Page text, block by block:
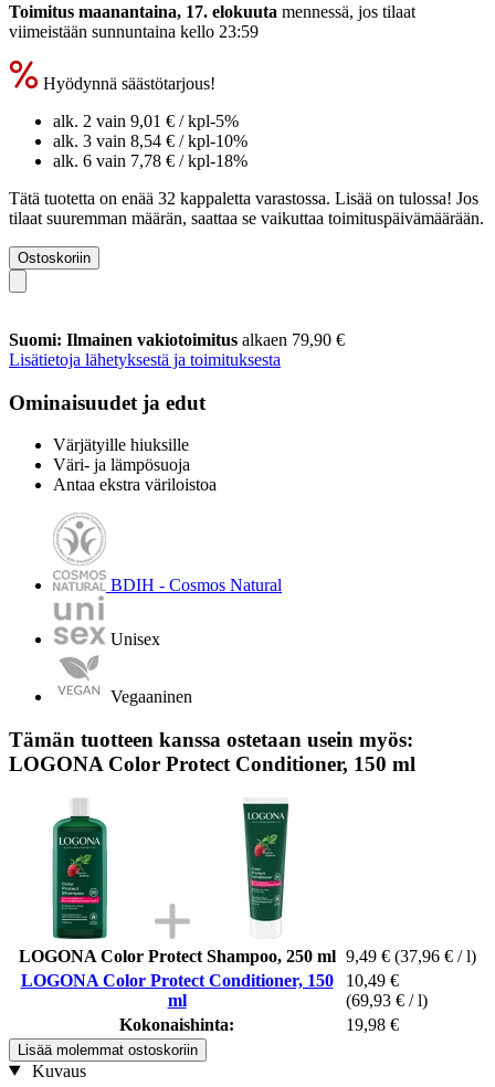
Toimitus maanantaina, 17. elokuuta mennessä, jos tilaat
viimeistään sunnuntaina kello 23:59
Hyödynnä säästötarjous!
alk. 2 vain 9,01 € / kpl-5%
alk. 3 vain 8,54 € / kpl-10%
alk. 6 vain 7,78 € / kpl-18%
Tätä tuotetta on enää 32 kappaletta varastossa. Lisää on tulossa! Jos
tilaat suuremman määrän, saattaa se vaikuttaa toimituspäivämäärään.
Ostoskoriin
Suomi: Ilmainen vakiotoimitus alkaen 79,90 €
Lisätietoja lähetyksestä ja toimituksesta
Ominaisuudet ja edut
Värjätyille hiuksille
Väri- ja lämpösuoja
Antaa ekstra väriloistoa
BDIH - Cosmos Natural
Unisex
Vegaaninen
Tämän tuotteen kanssa ostetaan usein myös:
LOGONA Color Protect Conditioner, 150 ml
LOGONA Color Protect Shampoo, 250 ml 9,49 € (37,96 € / l)
LOGONA Color Protect Conditioner, 150
ml
10,49 €
(69,93 € / l)
Kokonaishinta:
19,98 €
Lisää molemmat ostoskoriin
Kuvaus